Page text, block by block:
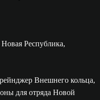
Республика,
Внешнего кольца,
для отряда Новой